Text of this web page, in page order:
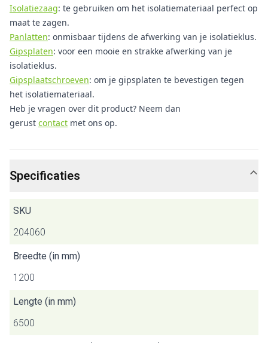
Isolatiezaag: te gebruiken om het isolatiemateriaal perfect op
maat te zagen.
Panlatten: onmisbaar tijdens de afwerking van je isolatieklus.
Gipsplaten: voor een mooie en strakke afwerking van je
isolatieklus.
Gipsplaatschroeven: om je gipsplaten te bevestigen tegen
het isolatiemateriaal.
Heb je vragen over dit product? Neem dan
gerust contact met ons op.
Specificaties
SKU
204060
Breedte (in mm)
1200
Lengte (in mm)
6500